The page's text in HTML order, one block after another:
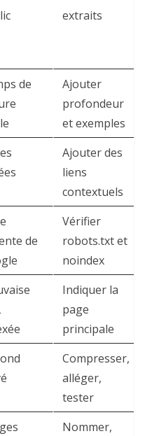
extraits
de
Ajouter
profondeur
et exemples
Ajouter des
liens
contextuels
de
Vérifier
robots.txt et
noindex
Indiquer la
page
principale
Compresser,
alléger,
tester
Nommer,